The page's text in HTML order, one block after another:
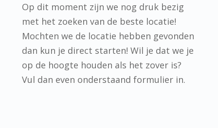
Op dit moment zijn we nog druk bezig
met het zoeken van de beste locatie!
Mochten we de locatie hebben gevonden
dan kun je direct starten! Wil je dat we je
op de hoogte houden als het zover is?
Vul dan even onderstaand formulier in.